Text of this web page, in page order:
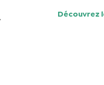
Découvrez